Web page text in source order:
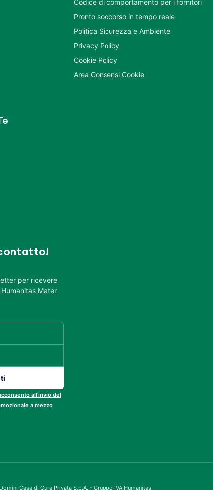
per ricevere
Mater
all’invio del
a mezzo
Codice di comportamento per i fornitori
Pronto soccorso in tempo reale
Politica Sicurezza e Ambiente
Privacy Policy
Cookie Policy
Area Consensi Cookie
Casa di Cura Privata S.p.A. - Gruppo IVA Humanitas